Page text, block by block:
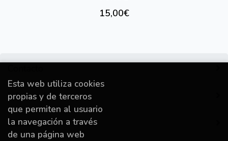
15,00€
Información
Destacado
Esta web utiliza cookies
propias y de terceros
que permiten al usuario
la navegación a través
de una página web